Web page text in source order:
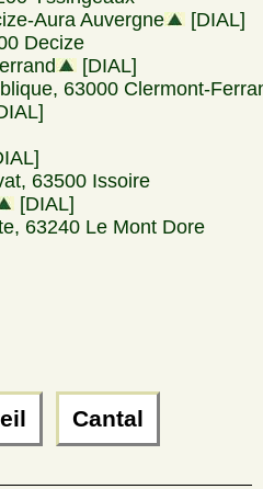
Aura Auvergne
[DIAL]
Decize
[DIAL]
63000 Clermont-
63500 Issoire
[DIAL]
63240 Le Mont Dore
Cantal